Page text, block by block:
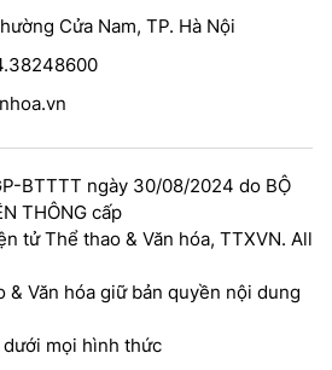
Cửa Nam, TP. Hà Nội
BTTTT ngày 30/08/2024 do BỘ
THÔNG cấp
tử Thể thao & Văn hóa, TTXVN. All
Văn hóa giữ bản quyền nội dung
mọi hình thức